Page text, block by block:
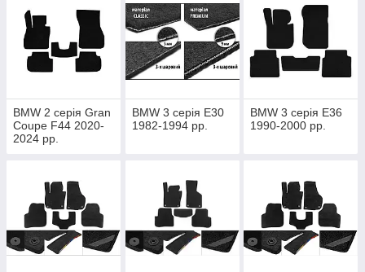
BMW 2 серія Gran
Coupe F44 2020-
2024 рр.
BMW 3 серія E30
1982-1994 рр.
BMW 3 серія E36
1990-2000 рр.